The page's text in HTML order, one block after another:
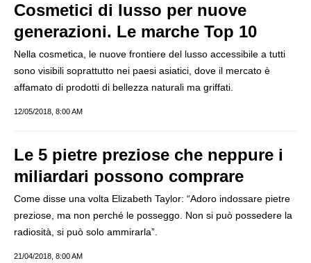
Cosmetici di lusso per nuove
generazioni. Le marche Top 10
Nella cosmetica, le nuove frontiere del lusso accessibile a tutti
sono visibili soprattutto nei paesi asiatici, dove il mercato è
affamato di prodotti di bellezza naturali ma griffati.
12/05/2018, 8:00 AM
Le 5 pietre preziose che neppure i
miliardari possono comprare
Come disse una volta Elizabeth Taylor: “Adoro indossare pietre
preziose, ma non perché le posseggo. Non si può possedere la
radiosità, si può solo ammirarla”.
21/04/2018, 8:00 AM